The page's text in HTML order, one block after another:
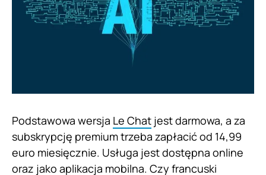
Podstawowa wersja Le Chat jest darmowa, a za
subskrypcję premium trzeba zapłacić od 14,99
euro miesięcznie. Usługa jest dostępna online
oraz jako aplikacja mobilna. Czy francuski